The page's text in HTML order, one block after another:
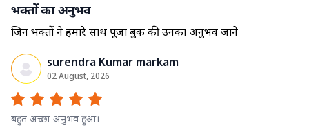
भक्तों का अनुभव
जिन भक्तों ने हमारे साथ पूजा बुक की उनका अनुभव जाने
surendra Kumar markam
02 August, 2026
बहुत अच्छा अनुभव हुआ।